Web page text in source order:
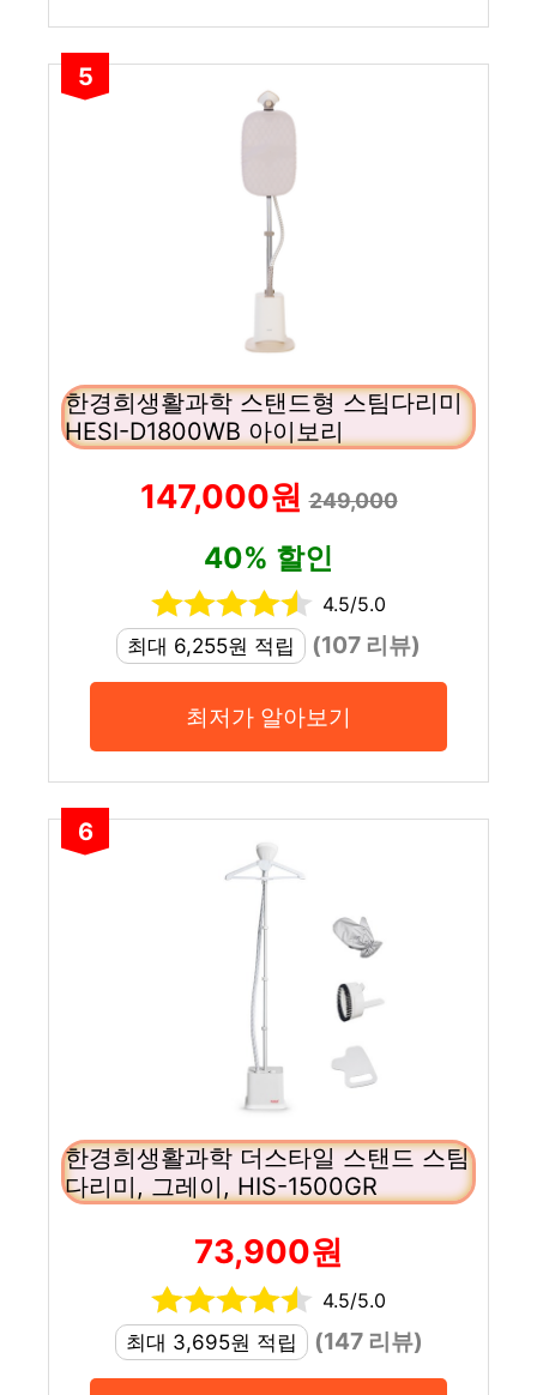
5
한경희생활과학 스탠드형 스팀다리미
HESI-D1800WB 아이보리
147,000원249,000
40% 할인
4.5/5.0
최대 6,255원 적립
(107 리뷰)
최저가 알아보기
6
한경희생활과학 더스타일 스탠드 스팀
다리미, 그레이, HIS-1500GR
73,900원
4.5/5.0
최대 3,695원 적립
(147 리뷰)